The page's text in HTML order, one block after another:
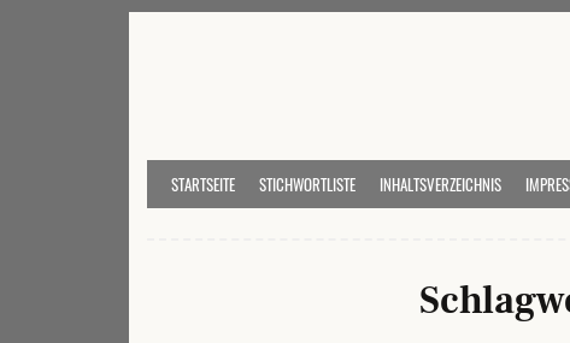
STARTSEITE STICHWORTLISTE INHALTSVERZEICHNIS